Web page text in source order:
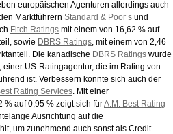
europäischen Agenturen allerdings auch
Marktführern Standard & Poor’s und
Fitch Ratings mit einem von 16,62 % auf
sowie DBRS Ratings , mit einem von 2,46
Die kanadische DBRS Ratings wurde
einer US-Ratingagentur, die im Rating von
ist. Verbessern konnte sich auch der
Rating Services . Mit einer
% auf 0,95 % zeigt sich fürA.M. Best Rating
Ausrichtung auf die
um zunehmend auch sonst als Credit